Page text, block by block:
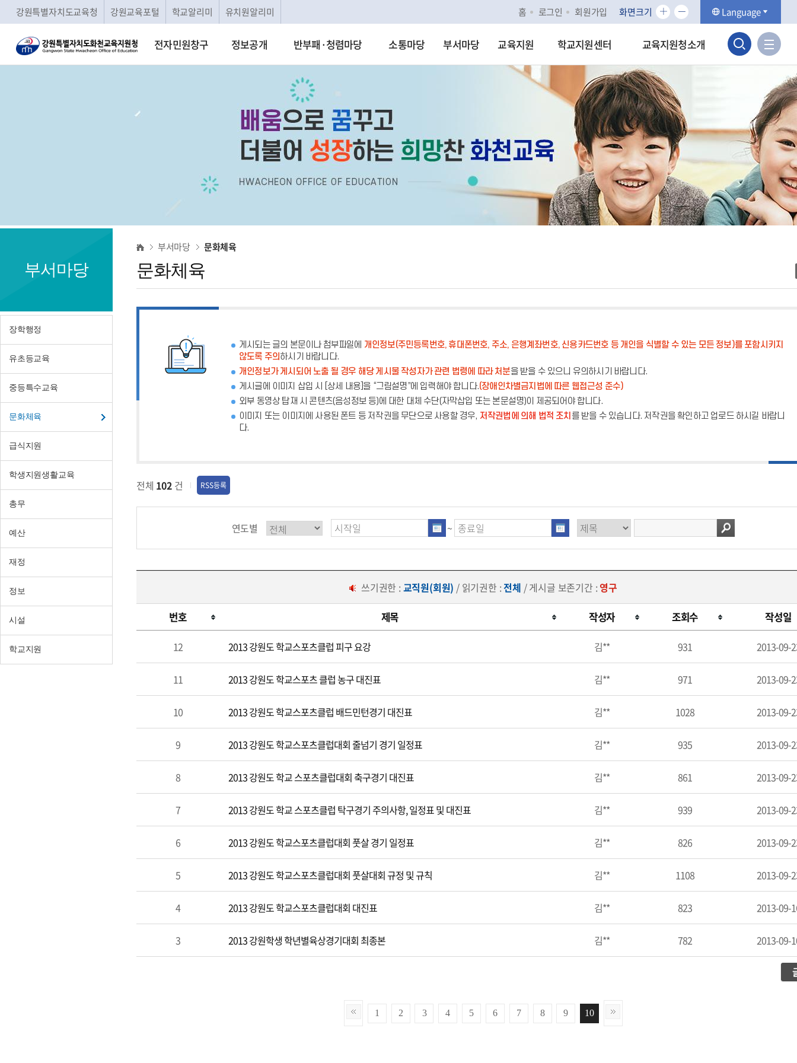
강원특별자치도교육청 강원교육포털 학교알리미 유치원알리미 홈 로그인 회원가입 화면크기
화
면
크
기
확
대
화
면
크
축
Language
전자민원창구 정보공개 반부패·청렴마당 소통마당 부서마당 교육지원 학교지원센터 교육지원청소개
검
색
역
열
기
사
이
맵
바
로
가
기
부서마당
장학행정
유초등교육
중등특수교육
문화체육
급식지원
학생지원생활교육
총무
예산
재정
정보
시설
학교지원
문
화
체
육
부서마당 문화체육
문화체육
게시되는 글의 본문이나 첨부파일에 개인정보(주민등록번호, 휴대폰번호, 주소, 은행계좌번호, 신용카드번호 등 개인을 식별할 수 있는 모든 정보)를 포함시키지
않도록 주의하시기 바랍니다.
개인정보가 게시되어 노출 될 경우 해당 게시물 작성자가 관련 법령에 따라 처분을 받을 수 있으니 유의하시기 바랍니다.
게시글에 이미지 삽입 시 [상세 내용]을 “그림설명”에 입력해야 합니다.(장애인차별금지법에 따른 웹접근성 준수)
외부 동영상 탑재 시 콘텐츠(음성정보 등)에 대한 대체 수단(자막삽입 또는 본문설명)이 제공되어야 합니다.
이미지 또는 이미지에 사용된 폰트 등 저작권을 무단으로 사용할 경우, 저작권법에 의해 법적 조치 를 받을 수 있습니다. 저작권을 확인하고 업로드 하시길 바랍니
다.
전체 102 건 RSS등록
연도별 ~
쓰기권한 :교직원(회원) / 읽기권한 :전체 / 게시글 보존기간 :영구
체
번호 제목 작성자 조회수 작성일
12 2013 강원도 학교스포츠클럽 피구 요강 김** 931 2013-09-
11 2013 강원도 학교스포츠 클럽 농구 대진표 김** 971 2013-09-
10 2013 강원도 학교스포츠클럽 배드민턴경기 대진표 김** 1028 2013-09-
9 2013 강원도 학교스포츠클럽대회 줄넘기 경기 일정표 김** 935 2013-09-
8 2013 강원도 학교 스포츠클럽대회 축구경기 대진표 김** 861 2013-09-
7 2013 강원도 학교 스포츠클럽 탁구경기 주의사항, 일정표 및 대진표 김** 939 2013-09-
6 2013 강원도 학교스포츠클럽대회 풋살 경기 일정표 김** 826 2013-09-
5 2013 강원도 학교스포츠클럽대회 풋살대회 규정 및 규칙 김** 1108 2013-09-
4 2013 강원도 학교스포츠클럽대회 대진표 김** 823 2013-09-
3 2013 강원학생 학년별육상경기대회 최종본 김** 782 2013-09-
1 2 3 4 5 6 7 8 9 10